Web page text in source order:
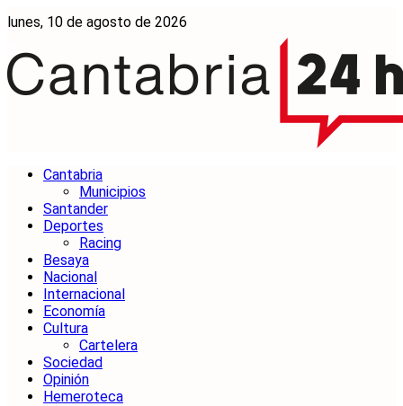
lunes, 10 de agosto de 2026
Cantabria
Municipios
Santander
Deportes
Racing
Besaya
Nacional
Internacional
Economía
Cultura
Cartelera
Sociedad
Opinión
Hemeroteca